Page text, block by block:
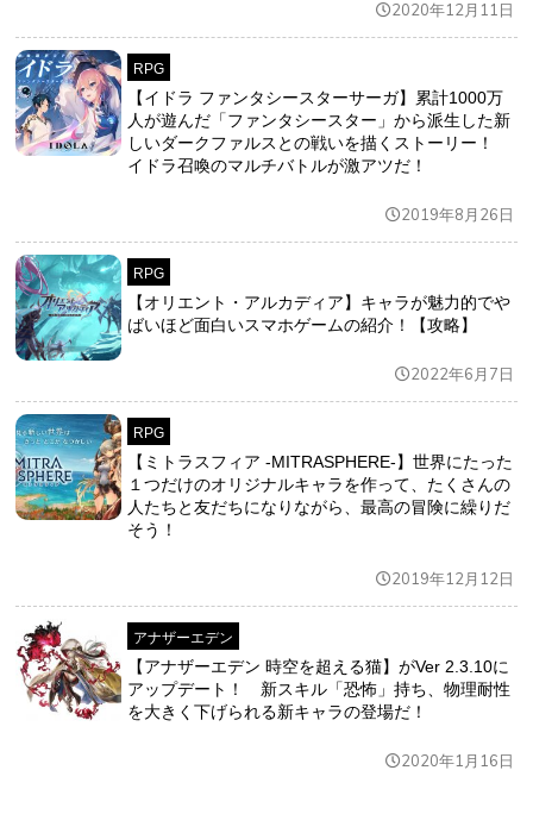
2020年12月11日
RPG
【イドラ ファンタシースターサーガ】累計1000万
人が遊んだ「ファンタシースター」から派生した新
しいダークファルスとの戦いを描くストーリー！
イドラ召喚のマルチバトルが激アツだ！
2019年8月26日
RPG
【オリエント・アルカディア】キャラが魅力的でや
ばいほど面白いスマホゲームの紹介！【攻略】
2022年6月7日
RPG
【ミトラスフィア -MITRASPHERE-】世界にたった
１つだけのオリジナルキャラを作って、たくさんの
人たちと友だちになりながら、最高の冒険に繰りだ
そう！
2019年12月12日
アナザーエデン
【アナザーエデン 時空を超える猫】がVer 2.3.10に
アップデート！ 新スキル「恐怖」持ち、物理耐性
を大きく下げられる新キャラの登場だ！
2020年1月16日